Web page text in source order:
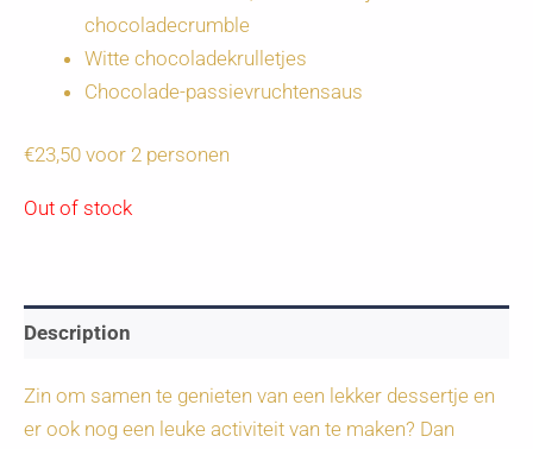
chocoladecrumble
Witte chocoladekrulletjes
Chocolade-passievruchtensaus
€23,50 voor 2 personen
Out of stock
Description
Zin om samen te genieten van een lekker dessertje en
er ook nog een leuke activiteit van te maken? Dan